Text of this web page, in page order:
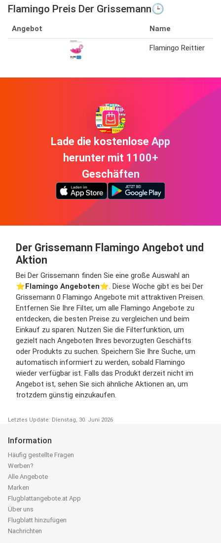
Flamingo Preis Der Grissemann🕒
Angebot Name
Flamingo Reittier
Lade die kostenlose App
herunter mit 1100+
Geschäften
Der Grissemann Flamingo Angebot und
Aktion
Bei Der Grissemann finden Sie eine große Auswahl an
⭐️Flamingo Angeboten⭐️. Diese Woche gibt es bei Der
Grissemann 0 Flamingo Angebote mit attraktiven Preisen.
Entfernen Sie Ihre Filter, um alle Flamingo Angebote zu
entdecken, die besten Preise zu vergleichen und beim
Einkauf zu sparen. Nutzen Sie die Filterfunktion, um
gezielt nach Angeboten Ihres bevorzugten Geschäfts
oder Produkts zu suchen. Speichern Sie Ihre Suche, um
automatisch informiert zu werden, sobald Flamingo
wieder verfügbar ist. Falls das Produkt derzeit nicht im
Angebot ist, sehen Sie sich ähnliche Aktionen an, um
trotzdem günstig einzukaufen.
Letztes Update: Dienstag, 30. Juni 2026
Information
Häufig gestellte Fragen
Werben?
Alle Angebote
Marken
Flugblattangebote.at App
Über uns
Flugblatt hinzufügen
Nachrichten